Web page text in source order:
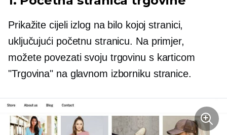
Prikažite cijeli izlog na bilo kojoj stranici,
uključujući početnu stranicu. Na primjer,
možete povezati svoju trgovinu s karticom
"Trgovina" na glavnom izborniku stranice.